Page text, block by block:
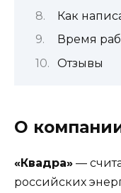
Как
Время
Отзывы
О
«Квадра» —
российских